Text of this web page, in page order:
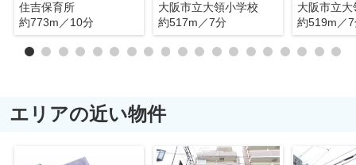
住吉保育所
約773m／10分
大阪市立大領小学校
約517m／7分
大阪市立大
約519m／
エリアの近い物件